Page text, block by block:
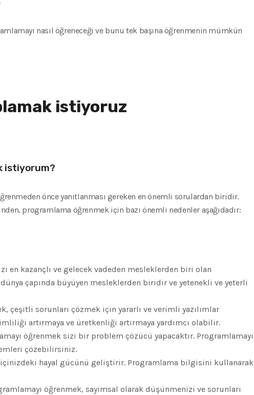
nasıl öğreneceği ve bunu tek başına öğrenmenin mümkün
istiyoruz
istiyorum?
önce yanıtlanması gereken en önemli sorulardan biridir.
programlama öğrenmek için bazı önemli nedenler aşağıdadır:
en kazançlı ve gelecek vadeden mesleklerden biri olan
çapında büyüyen mesleklerden biridir ve yetenekli ve yeterli
çeşitli sorunları çözmek için yararlı ve verimli yazılımlar
artırmaya ve üretkenliği artırmaya yardımcı olabilir.
öğrenmek sizi bir problem çözücü yapacaktır. Programlamayı
çözebilirsiniz.
içinizdeki hayal gücünü geliştirir. Programlama bilgisini kullanarak
öğrenmek, sayımsal olarak düşünmenizi ve sorunları